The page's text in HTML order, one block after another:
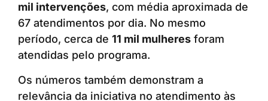
mil intervenções, com média aproximada de
67 atendimentos por dia. No mesmo
período, cerca de 11 mil mulheres foram
atendidas pelo programa.
Os números também demonstram a
relevância da iniciativa no atendimento às